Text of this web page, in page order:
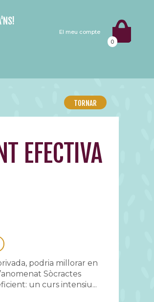
El meu compte
0
TORNAR
EFECTIVA
podria millorar en
Sòcractes
un curs intensiu...